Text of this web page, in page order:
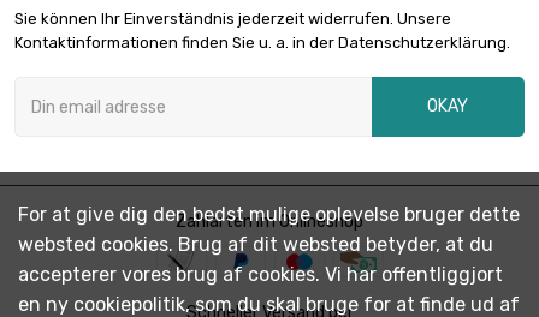
Sie können Ihr Einverständnis jederzeit widerrufen. Unsere
Kontaktinformationen finden Sie u. a. in der Datenschutzerklärung.
OKAY
Zahlarten im Onlineshop
For at give dig den bedst mulige oplevelse bruger dette
websted cookies. Brug af dit websted betyder, at du
accepterer vores brug af cookies. Vi har offentliggjort
en ny cookiepolitik, som du skal bruge for at finde ud af